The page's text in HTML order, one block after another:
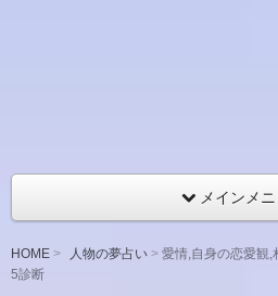
メインメニ
HOME 人物の夢占い
愛情,自身の恋愛観,
5診断